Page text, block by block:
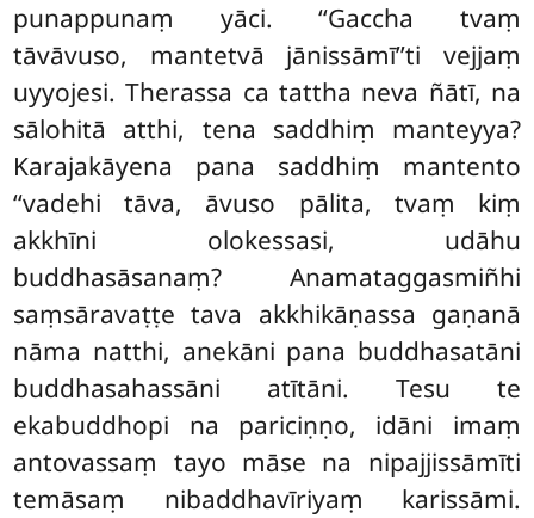
punappunaṃ yāci. ‘‘Gaccha tvaṃ
tāvāvuso, mantetvā jānissāmī’’ti vejjaṃ
uyyojesi. Therassa ca tattha neva ñātī, na
sālohitā atthi, tena saddhiṃ manteyya?
Karajakāyena pana saddhiṃ mantento
‘‘vadehi tāva, āvuso pālita, tvaṃ kiṃ
akkhīni olokessasi, udāhu
buddhasāsanaṃ? Anamataggasmiñhi
saṃsāravaṭṭe tava akkhikāṇassa gaṇanā
nāma natthi, anekāni pana buddhasatāni
buddhasahassāni atītāni. Tesu te
ekabuddhopi na pariciṇṇo, idāni imaṃ
antovassaṃ tayo māse na nipajjissāmīti
temāsaṃ nibaddhavīriyaṃ karissāmi.